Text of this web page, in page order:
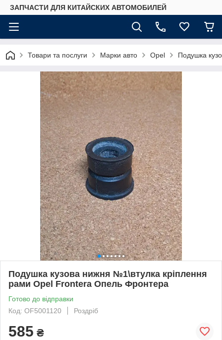
ЗАПЧАСТИ ДЛЯ КИТАЙСКИХ АВТОМОБИЛЕЙ
Товари та послуги Марки авто Opel Подушка
Подушка кузова нижня №1\втулка кріплення
рами Opel Frontera Опель Фронтера
Готово до відправки
Код: OF5001120
Роздріб
585 ₴